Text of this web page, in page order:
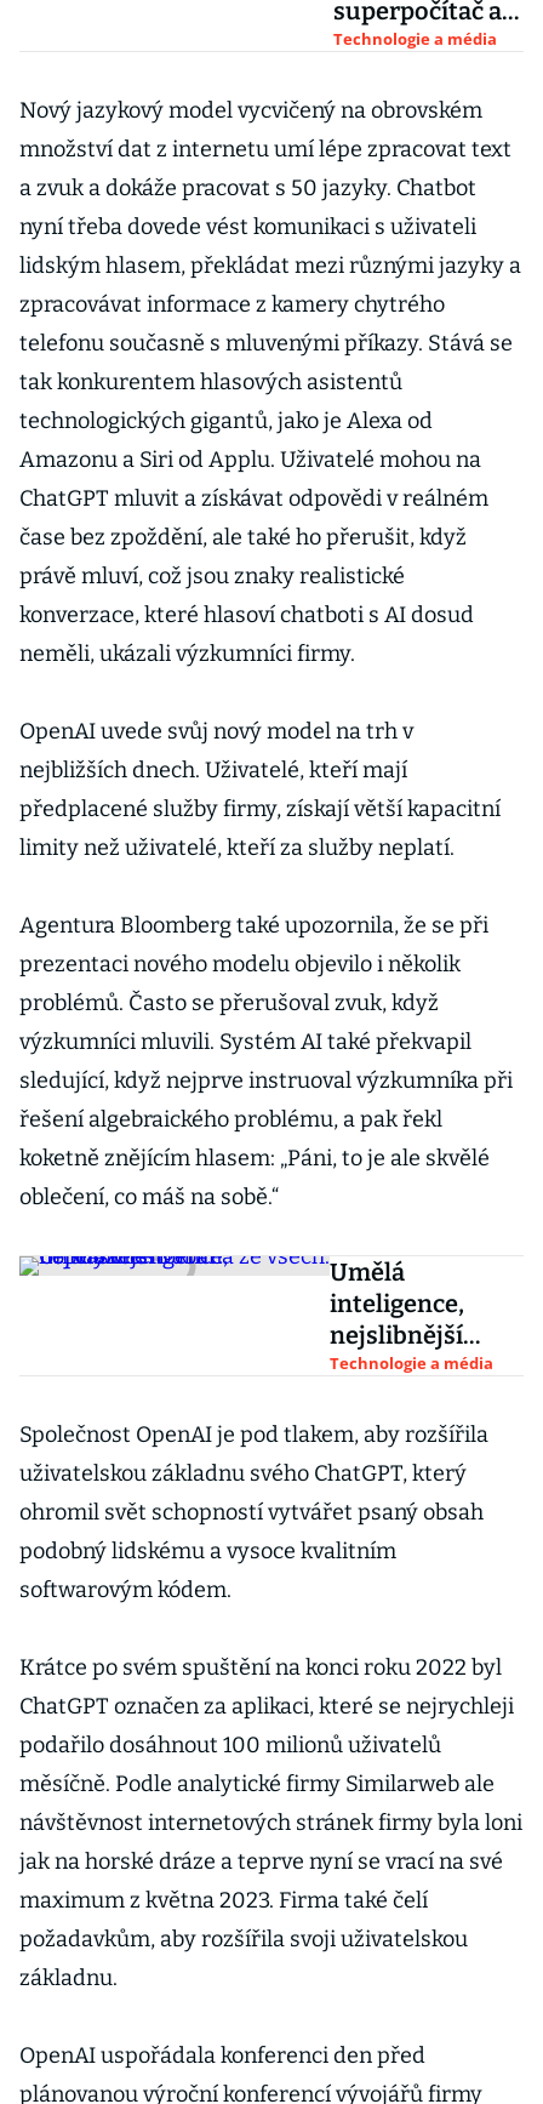
superpočítač a
datové centrum
dolarů
Technologie a média
Nový jazykový model vycvičený na obrovském
množství dat z internetu umí lépe zpracovat text
a zvuk a dokáže pracovat s 50 jazyky. Chatbot
nyní třeba dovede vést komunikaci s uživateli
lidským hlasem, překládat mezi různými jazyky a
zpracovávat informace z kamery chytrého
telefonu současně s mluvenými příkazy. Stává se
tak konkurentem hlasových asistentů
technologických gigantů, jako je Alexa od
Amazonu a Siri od Applu. Uživatelé mohou na
ChatGPT mluvit a získávat odpovědi v reálném
čase bez zpoždění, ale také ho přerušit, když
právě mluví, což jsou znaky realistické
konverzace, které hlasoví chatboti s AI dosud
neměli, ukázali výzkumníci firmy.
OpenAI uvede svůj nový model na trh v
nejbližších dnech. Uživatelé, kteří mají
předplacené služby firmy, získají větší kapacitní
limity než uživatelé, kteří za služby neplatí.
Agentura Bloomberg také upozornila, že se při
prezentaci nového modelu objevilo i několik
problémů. Často se přerušoval zvuk, když
výzkumníci mluvili. Systém AI také překvapil
sledující, když nejprve instruoval výzkumníka při
řešení algebraického problému, a pak řekl
koketně znějícím hlasem: „Páni, to je ale skvělé
oblečení, co máš na sobě.“
Umělá
inteligence,
nejslibnější
bublina ze
tentokrát
nepraskne?
Technologie a média
Společnost OpenAI je pod tlakem, aby rozšířila
uživatelskou základnu svého ChatGPT, který
ohromil svět schopností vytvářet psaný obsah
podobný lidskému a vysoce kvalitním
softwarovým kódem.
Krátce po svém spuštění na konci roku 2022 byl
ChatGPT označen za aplikaci, které se nejrychleji
podařilo dosáhnout 100 milionů uživatelů
měsíčně. Podle analytické firmy Similarweb ale
návštěvnost internetových stránek firmy byla loni
jak na horské dráze a teprve nyní se vrací na své
maximum z května 2023. Firma také čelí
požadavkům, aby rozšířila svoji uživatelskou
základnu.
OpenAI uspořádala konferenci den před
plánovanou výroční konferencí vývojářů firmy